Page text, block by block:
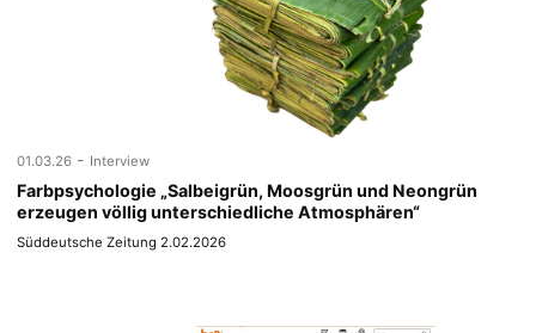
01.03.26 - Interview
Farbpsychologie „Salbeigrün, Moosgrün und Neongrün
erzeugen völlig unterschiedliche Atmosphären“
Süddeutsche Zeitung 2.02.2026